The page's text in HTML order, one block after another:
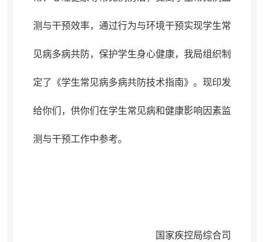
测与干预效率， 通过行为与环境干预实现学生常
见病多病共防， 保护学生身心健康，我局组织制
定了《学生常见病多病共防技术指南》。现印发
给你们，供你们在学生常见病和健康影响因素监
测与干预工作中参考。
国家疾控局综合司